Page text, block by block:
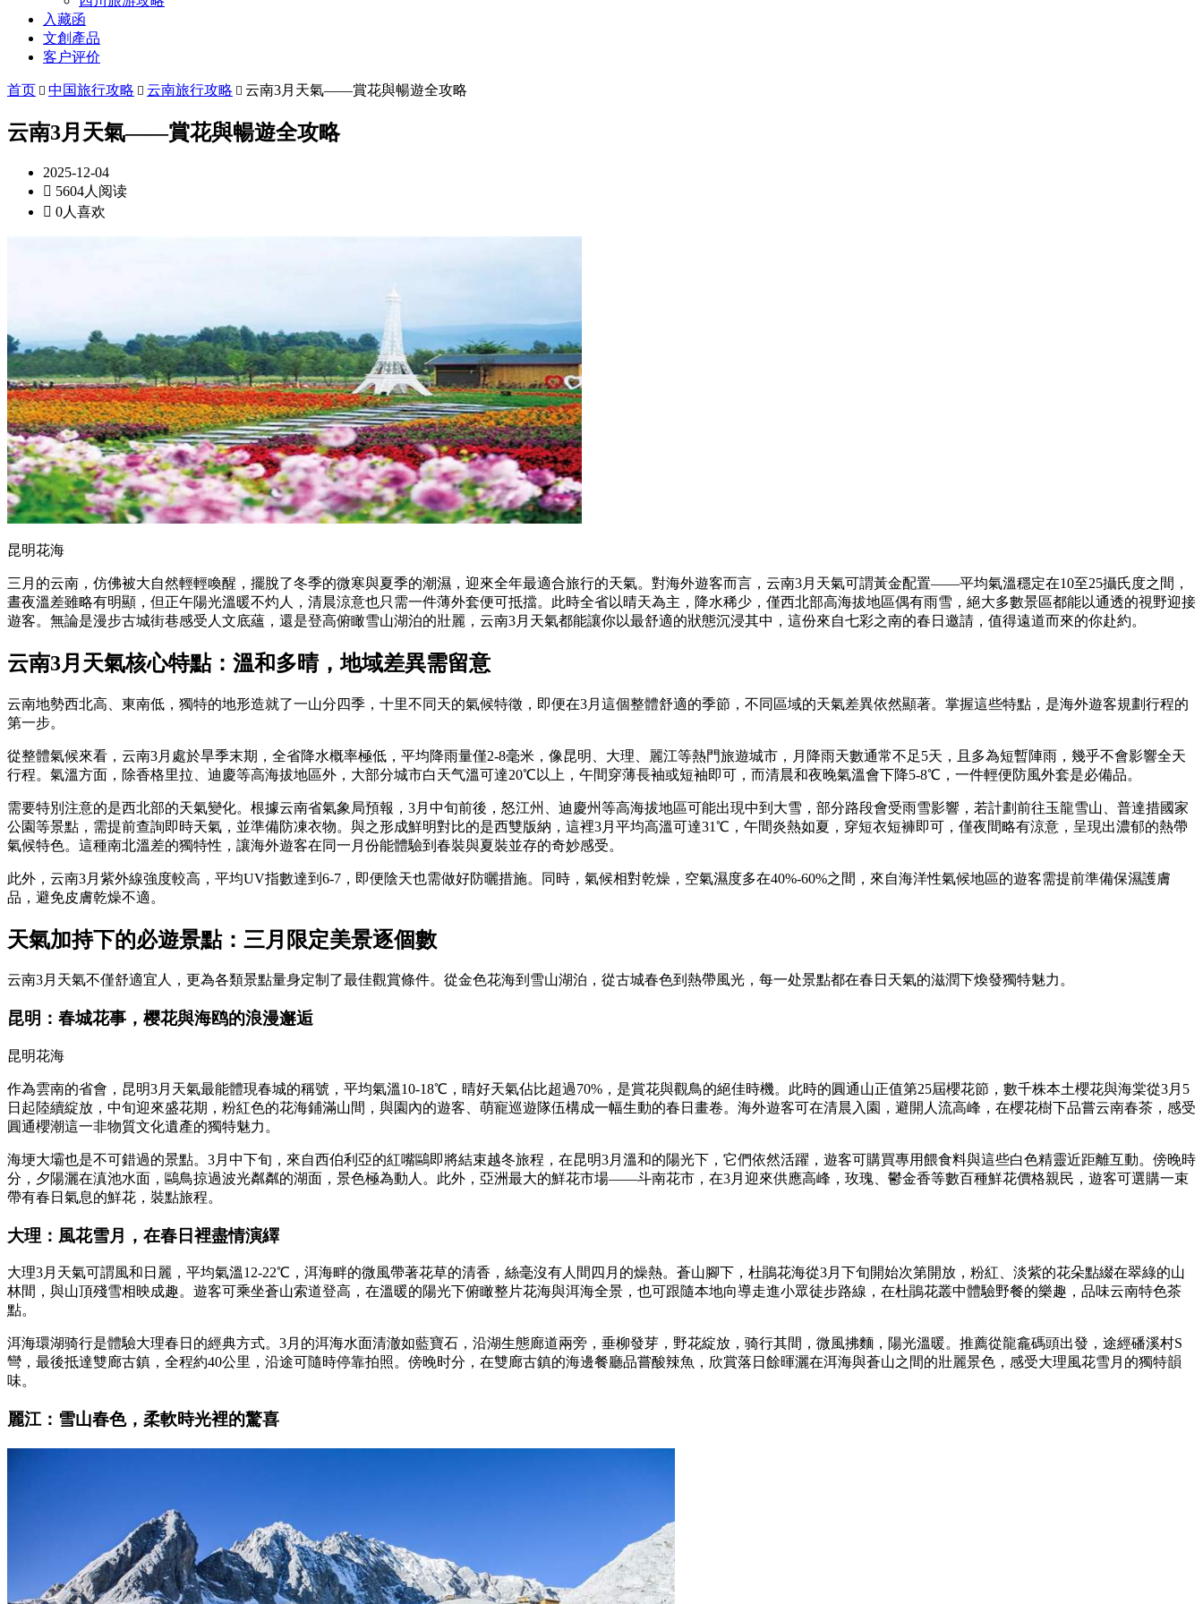
入藏函
文創產品
客户评价
首页  中国旅行攻略  云南旅行攻略  云南3月天氣——賞花與暢遊全攻略
云南3月天氣——賞花與暢遊全攻略
2025-12-04
 5604人阅读
 0人喜欢
昆明花海
三月的云南，仿佛被大自然輕輕喚醒，擺脫了冬季的微寒與夏季的潮濕，迎來全年最適合旅行的天氣。對海外遊客而言，云南3月天氣可謂黃金配置——平均氣溫穩定在10至25攝氏度之間，
晝夜溫差雖略有明顯，但正午陽光溫暖不灼人，清晨涼意也只需一件薄外套便可抵擋。此時全省以晴天為主，降水稀少，僅西北部高海拔地區偶有雨雪，絕大多數景區都能以通透的視野迎接
遊客。無論是漫步古城街巷感受人文底蘊，還是登高俯瞰雪山湖泊的壯麗，云南3月天氣都能讓你以最舒適的狀態沉浸其中，這份來自七彩之南的春日邀請，值得遠道而來的你赴約。
云南3月天氣核心特點：溫和多晴，地域差異需留意
云南地勢西北高、東南低，獨特的地形造就了一山分四季，十里不同天的氣候特徵，即便在3月這個整體舒適的季節，不同區域的天氣差異依然顯著。掌握這些特點，是海外遊客規劃行程的
第一步。
從整體氣候來看，云南3月處於旱季末期，全省降水概率極低，平均降雨量僅2-8毫米，像昆明、大理、麗江等熱門旅遊城市，月降雨天數通常不足5天，且多為短暫陣雨，幾乎不會影響全天
行程。氣溫方面，除香格里拉、迪慶等高海拔地區外，大部分城市白天气溫可達20℃以上，午間穿薄長袖或短袖即可，而清晨和夜晚氣溫會下降5-8℃，一件輕便防風外套是必備品。
需要特別注意的是西北部的天氣變化。根據云南省氣象局預報，3月中旬前後，怒江州、迪慶州等高海拔地區可能出現中到大雪，部分路段會受雨雪影響，若計劃前往玉龍雪山、普達措國家
公園等景點，需提前查詢即時天氣，並準備防凍衣物。與之形成鮮明對比的是西雙版納，這裡3月平均高溫可達31℃，午間炎熱如夏，穿短衣短褲即可，僅夜間略有涼意，呈現出濃郁的熱帶
氣候特色。這種南北溫差的獨特性，讓海外遊客在同一月份能體驗到春裝與夏裝並存的奇妙感受。
此外，云南3月紫外線強度較高，平均UV指數達到6-7，即便陰天也需做好防曬措施。同時，氣候相對乾燥，空氣濕度多在40%-60%之間，來自海洋性氣候地區的遊客需提前準備保濕護膚
品，避免皮膚乾燥不適。
天氣加持下的必遊景點：三月限定美景逐個數
云南3月天氣不僅舒適宜人，更為各類景點量身定制了最佳觀賞條件。從金色花海到雪山湖泊，從古城春色到熱帶風光，每一处景點都在春日天氣的滋潤下煥發獨特魅力。
昆明：春城花事，樱花與海鸥的浪漫邂逅
昆明花海
作為雲南的省會，昆明3月天氣最能體現春城的稱號，平均氣溫10-18℃，晴好天氣佔比超過70%，是賞花與觀鳥的絕佳時機。此時的圓通山正值第25屆櫻花節，數千株本土櫻花與海棠從3月5
日起陸續綻放，中旬迎來盛花期，粉紅色的花海鋪滿山間，與園內的遊客、萌寵巡遊隊伍構成一幅生動的春日畫卷。海外遊客可在清晨入園，避開人流高峰，在櫻花樹下品嘗云南春茶，感受
圓通櫻潮這一非物質文化遺產的獨特魅力。
海埂大壩也是不可錯過的景點。3月中下旬，來自西伯利亞的紅嘴鷗即將結束越冬旅程，在昆明3月溫和的陽光下，它們依然活躍，遊客可購買專用餵食料與這些白色精靈近距離互動。傍晚時
分，夕陽灑在滇池水面，鷗鳥掠過波光粼粼的湖面，景色極為動人。此外，亞洲最大的鮮花市場——斗南花市，在3月迎來供應高峰，玫瑰、鬱金香等數百種鮮花價格親民，遊客可選購一束
帶有春日氣息的鮮花，裝點旅程。
大理：風花雪月，在春日裡盡情演繹
大理3月天氣可謂風和日麗，平均氣溫12-22℃，洱海畔的微風帶著花草的清香，絲毫沒有人間四月的燥熱。蒼山腳下，杜鵑花海從3月下旬開始次第開放，粉紅、淡紫的花朵點綴在翠綠的山
林間，與山頂殘雪相映成趣。遊客可乘坐蒼山索道登高，在溫暖的陽光下俯瞰整片花海與洱海全景，也可跟隨本地向導走進小眾徒步路線，在杜鵑花叢中體驗野餐的樂趣，品味云南特色茶
點。
洱海環湖骑行是體驗大理春日的經典方式。3月的洱海水面清澈如藍寶石，沿湖生態廊道兩旁，垂柳發芽，野花綻放，骑行其間，微風拂麵，陽光溫暖。推薦從龍龕碼頭出發，途經磻溪村S
彎，最後抵達雙廊古鎮，全程約40公里，沿途可隨時停靠拍照。傍晚时分，在雙廊古鎮的海邊餐廳品嘗酸辣魚，欣賞落日餘暉灑在洱海與蒼山之間的壯麗景色，感受大理風花雪月的獨特韻
味。
麗江：雪山春色，柔軟時光裡的驚喜